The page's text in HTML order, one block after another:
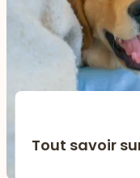
Tout savoir